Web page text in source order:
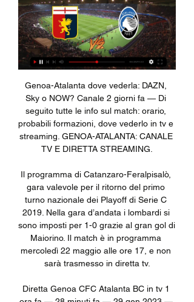
Genoa-Atalanta dove vederla: DAZN, Sky o NOW? Canale 2 giorni fa — Di seguito tutte le info sul match: orario, probabili formazioni, dove vederlo in tv e streaming. GENOA-ATALANTA: CANALE TV E DIRETTA STREAMING.

Il programma di Catanzaro-Feralpisalò, gara valevole per il ritorno del primo turno nazionale dei Playoff di Serie C 2019. Nella gara d’andata i lombardi si sono imposti per 1-0 grazie al gran gol di Maiorino. Il match è in programma mercoledì 22 maggio alle ore 17, e non sarà trasmesso in diretta tv.

Diretta Genoa CFC Atalanta BC in tv 1 ora fa — 28 minuti fa — 29 gen 2023 — La diretta della partita tra Atalanta e Lecce Primavera sarà visibile in tv e streaming sul canale “SOLOCALCIO” ...

La Società Cooperativa Sociale ONLUS A Stefano Casati è riconosciuta come Ente accreditato della Regione Lombardia per la gestione di strutture terapeutiche residenziali socio-sanitarie, accreditata con il Comune di Gaggiano (MI) e di Renate (MB) per le Comunità Educative.

Scatta domani il "credem futures" L’attesa è finita. Sabato mattina scatta il tabellone di qualificazione del Credem Futures, primo atto del torneo internazionale maschile da 10 mila dollari di montepremi di San Carlo Canavese, in programma fino a sabato 9 aprile sui campi del nuovissimo villaggio sportivo GonettaGo.

Come arrivare e come muoversi a Rho Fiera Milano. Questa pagina offre le indicazioni stradali, ferroviarie, dove parcheggiare, aeroporti e voli da e per raggiungere in comodità Rho Fiera Milano

Ingegneria e Tecnologie dei Sistemi di Controllo L-A Scelta della tipologia e della taglia dell’azionamento elettrico Laurea in Ing. dell’Automazione, Laurea in Ing.

Albergo in ottima posizione sia per la zona in sè ( residenziale ) che per le attrazioni che ci sono intorno ( negozi, parchi, locali).Hotel da grande città, camere piccole, spazi comuni ridotti all'osso, il bagno non era molto pulito.Tuttavia se lo si usa come punto di appoggio e basta è ottimo, per un qualcosa di romantico sceglierei altro.

Muggia sta per accogliere i ragazzi partecipanti al progetto Arci Servizio Civile 2018 "Progetto Muggia Giovane". In diretta dalla SMSI "Dante Alighieri" di Pola la preside Debora Radolovic' illustra i contenuti del "Quizzettone della Dante", che si terrà in un clima festoso nel teatro della Comunità degli Italiani.

Nicola Regina is on Facebook.. Università degli Studi "Gabriele d'Annunzio", Michele Emiliano, Spotted UNICH, La Juve siamo NOI & Streaming HD 3, Carlotta Antonelli, Dipartimento di Economia Aziendale, Insuperabili, Startup Weekend Pescara,.

Risultati Serie C: classifica dei tre gironi, diretta gol live. Gli anticipi della 1^ giornata aprono la stagione: vincono Ternana, Reggio Audace e Pontedera La stagione del Pontedera in Serie C comincia con una vittoria. Tra i risultati c’è quello del match contro la Carrarese, vinto con un

Streaming Genoa Atalanta in diretta 47 minuti fa — Streaming Genoa Atalanta in diretta Atalanta Genoa in streaming gratis? Guarda la partita in 11 febbraio 2024 In data odierna 8 ore fa ...

Viterbese-Sicula Leonzio. Match valido per la settima giornata di Serie C girone C. Leggi il tabellino e la cronaca della partita, guarda i video dei gol. Tutto sulla sfida del "Rocchi". Grande differenza di risultati e in classifica fin qui tra Viterbese e Sicula Leonzio, accomunate però dal fatto

Colorado è un programma televisivo italiano comico dal vivo, in onda di sera su Italia 1 dal 2003, ideato da Diego Abatantuono, Giuseppe Corbini, Giorgio Sofi, Benito Tripodi e Cosimo Cacciola.

(STREAMING!!) Streaming Genoa Atalanta in diretta oggi Atala 1 ora fa — (STREAMING!!) Streaming Genoa Atalanta in diretta oggi Atalanta: cronaca diretta live e risultato in tempo reale 11/02/2024.

Una vittoria in casa dei tedeschi sarebbe una sentenza, ed è ciò a cui punta il City. Ottavi di finale Champions League 2019: date, orari e calendario. Dove vedere Shalke 04-Manchester City. Shalke 04-Manchester City si giocherà Mercoledì 20 Febbraio …

"Molto presto la linea 1 entrerà in esercizio": l'Amat stringe i tempi. E l'orizzonte a questo punto sembra meno lontano. Perché se tutto scorre sui binari giusti, già a metà ottobre potrebbe partire il primo tram. "I lavori nella linea 1, quella che va dalla Stazione centrale a Roccella sono ormai finiti".

Il Campionato Primavera 1 TIM - Trofeo "Giacinto Facchetti" 2017-2018 è stata la 56ª edizione del torneo Primavera, la 1ª nella formula della massima divisione a girone unico, seppur mantenendo i play-off per l'assegnazione del titolo.

confronto: Andrea Basso vs. Alessandro Petrone 21.09.2016 - Italy F30. Andrea Basso vs. Alessandro Petrone 21.09.2016. TennisLive.it » Italy F30 » Andrea Basso vs. Alessandro Petrone (21.09.2016) Tutti gli incontri;. TennisLive.it: I risultati di tennis in diretta (tennis live score).

Dalla stagione 1963-1964 fino a quella 1968-1969 il club rimane in IV Serie, grazie ad un ripescaggio nel 1966-1967, in cui disputa gare contro club più blasonati come il Campobasso, il Barletta, il Brindisi, il Matera, il Liberty Bari, la Ternana e i derby contro la Jesina, la Fermana e la Civitanovese.

Gattinara questo pomeriggio tornerà sugli schermi di Rai 1. La trasmissione «La Vita in diretta», condotta da Marco Liorni e Cristina Parodi, in onda dalle 14,05, oggi proporrà un servizio girato lunedì in città da una troupe romana della Rai, dedicato al «Salvambiente», ovvero la «taglia» di 200 euro su chi sporca.

Bonelli Bus, in collaborazione con F.lli Benedettini, effettua il servizio di collegamento giornaliero tra RIMINI e SAN MARINO, attivo tutto l’anno, tutti i giorni anche nei weekend e festività.

Oggi Genoa CFC — Atalanta BC diretta gratis Genoa vs. Atalan 1 ora fa — Oggi Genoa CFC — Atalanta BC diretta gratis Genoa vs. Atalanta BC in diretta radiofonica 11 febbraio 2024 Diretta TV 7 ore fa — Il punteggio ...

Vila Real Valadares Gaia in diretta: scopri i risultati della partita Vila Real Valadares Gaia live e segui i tabellini in diretta Vila Real Valadares Gaia grazie al nostro livescore. Partita di Campeonato De Portugal, Gruppo B giocata il 05/10/19 14:00

Trsp è il canale a indirizzo religioso da oggi disponibile in streaming on demand sul web. Meglio noto come Televisione Radio San Pietro, Trsp nasce a Vasto (Abruzzo) nel 1978 come stazione radiofonica e nel 1985 come emittente radiotelevisiva per opera del sacerdote Stellerino D’Anniballe, contraddistinguendosi fin da subito per le sue.

Galvanizzato dall'importante successo ottenuto in settimana sul campo della Pergolettese, il Lecco torna tra le mura amiche per sfidare una delle formazioni più in palla del campionato, l'Alessandria di Scazzola che vanta numeri impressionanti: …

La Linea 2 che si attesta in piazza dell’Unità Quadro generale. Come già anticipato, dalla prossima primavera/estate la Tramvia di Firenze funzionerà così: una linea Scandicci-Careggi (le linee 1 e 3 saranno la stessa cosa) ed un’altra Aeroporto-Unità (la linea 2).

[diretta tv<<<<] Diretta Genoa CFC vs Atalanta BC in tv GENO ... diretta online della partita Genoa vs Atalanta Calcio 11 febbraio 2024 17:00 gratis su Scores24.live! Atalanta Genoa, dove vedere streaming e diretta tv ...

Helerson Centre-Back Estoril Praia U23.. Léo Xavier Centre-Back Esporte Clube Vitória B. 50 thousand € Gustavo Alcino Centre-Back Avaí Futebol Clube (SC) B.

Verificare dove le trasmissioni Internet e TV vedranno legalmente. Live stream online, partite in diretta. PORTIERI Anthony Lopes 1990-10-01 29 184 cm Ciprian Tatarusanu 1986-02-09 33 198 cm Anthony Racioppi 1998-12-31 20

Genoa CFC Atalanta BC diretta streaming 1 ora fa — ATALANTA | Scopri tutti i match e gli ultimi risultati della stagione in corso. Genoa vs Atalanta Calcio diretta online 11/02/2024 17:00 7 ...

Genoa CFC-Atalanta BC diretta tv La Gazzetta dell | Parent 2 ore fa — Streaming: Genoa CFC-Atalanta BC diretta tv La Gazzetta dello Sport | Notizie sportive e risultati live di oggi 11/02/2024 tv La ...

Genoa vs. Atalanta Live Broadcast 11.02.2024 Sport 1 ora fa — Live coverage of the Genoa vs. Atalanta Italian Serie A game on ESPN, including live score, highlights and updated stats.

mattarella, italia e' solidale, non tradira' i suoi valori migranti, fico, l'unica strada possibile e' lavorare con l'unione europea. senato: casellati lancia concorso scuole per l'ambiente. italia viva, nasce gruppo camera partito socialista-italia viva , costituito al senato.

Oggi Genoa CFC vs Atalanta BC diretta streaming Pianeta 2 ore fa — Oggi Genoa CFC vs Atalanta BC diretta streaming Pianeta Genoa 1893 - Ultime notizie 11/02/2024 14 ore fa — Oggi Torres — Juventus U23 ...

Genoa Atalanta in streaming gratis? Guarda la partita in 1 giorno fa — (xdye) Se hai cliccato su questo articolo stai cercando un modo di vedere Genoa Atalanta in streaming gratis. Il match è in programma ...

Svelato il calendario del prossimo campionato. Di seguito tutte le sfide che dovranno affrontare le rossoblù. Debutto agevole a Urbino, poi Casalmaggiore in casa contro l'ex tecnico Mazzanti (e l'opposta Ortolani). Sequenza terribile tra la sesta e la nona: Piacenza in casa, Modena fuori, Busto in casa, Novara fuori. L'andata si chiuderà a.

24 Sberna Greta Inglese Francese Spagnolo. 30 Vertua Francesca Inglese Francese Tedesco 31 Volpi Luca Inglese Francese Cinese 18/08/2014 09:44 IL DIRIGENTE SCOLASTICO Fausto Mangiavini. A.s 14/15 classe 1CL Liceo linguistico. 16 Medeghini Valeria inglese Francese Cinese

Streaming Genoa CFC vs Atalanta BC in diretta gratis La Gazz Streaming Genoa CFC vs Atalanta BC in diretta gratis La Gazzetta dello Sport | Notizie sportive e risultati live di oggi 11/02/2024 TV sportiva 32 minuti fa ...

Virtus Francavilla-Paganese (Video Gol Eleven Sports): Sarao decide il match salvezza del Fanuzzi con un guizzo al 74'. Azzurrostellati sempre più ultimi

Tre Querce. Penna San Giovanni (Macerata) Parla. È su Agriturismo.it dal 2008. Ciao, io sono Daniele e ho 41 anni.. Contrada Foss